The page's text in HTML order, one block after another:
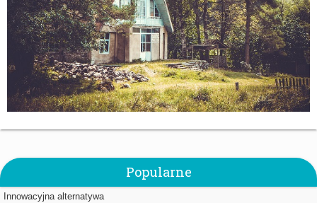
Popularne
Innowacyjna alternatywa